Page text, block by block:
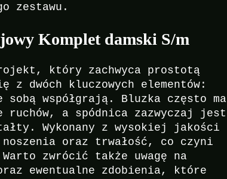
zestawu.
Komplet damski S/m
który zachwyca prostotą
dwóch kluczowych elementów:
współgrają. Bluzka często ma
a spódnica zazwyczaj jest
Wykonany z wysokiej jakości
noszenia oraz trwałość, co czyni
zwrócić także uwagę na
ewentualne zdobienia, które